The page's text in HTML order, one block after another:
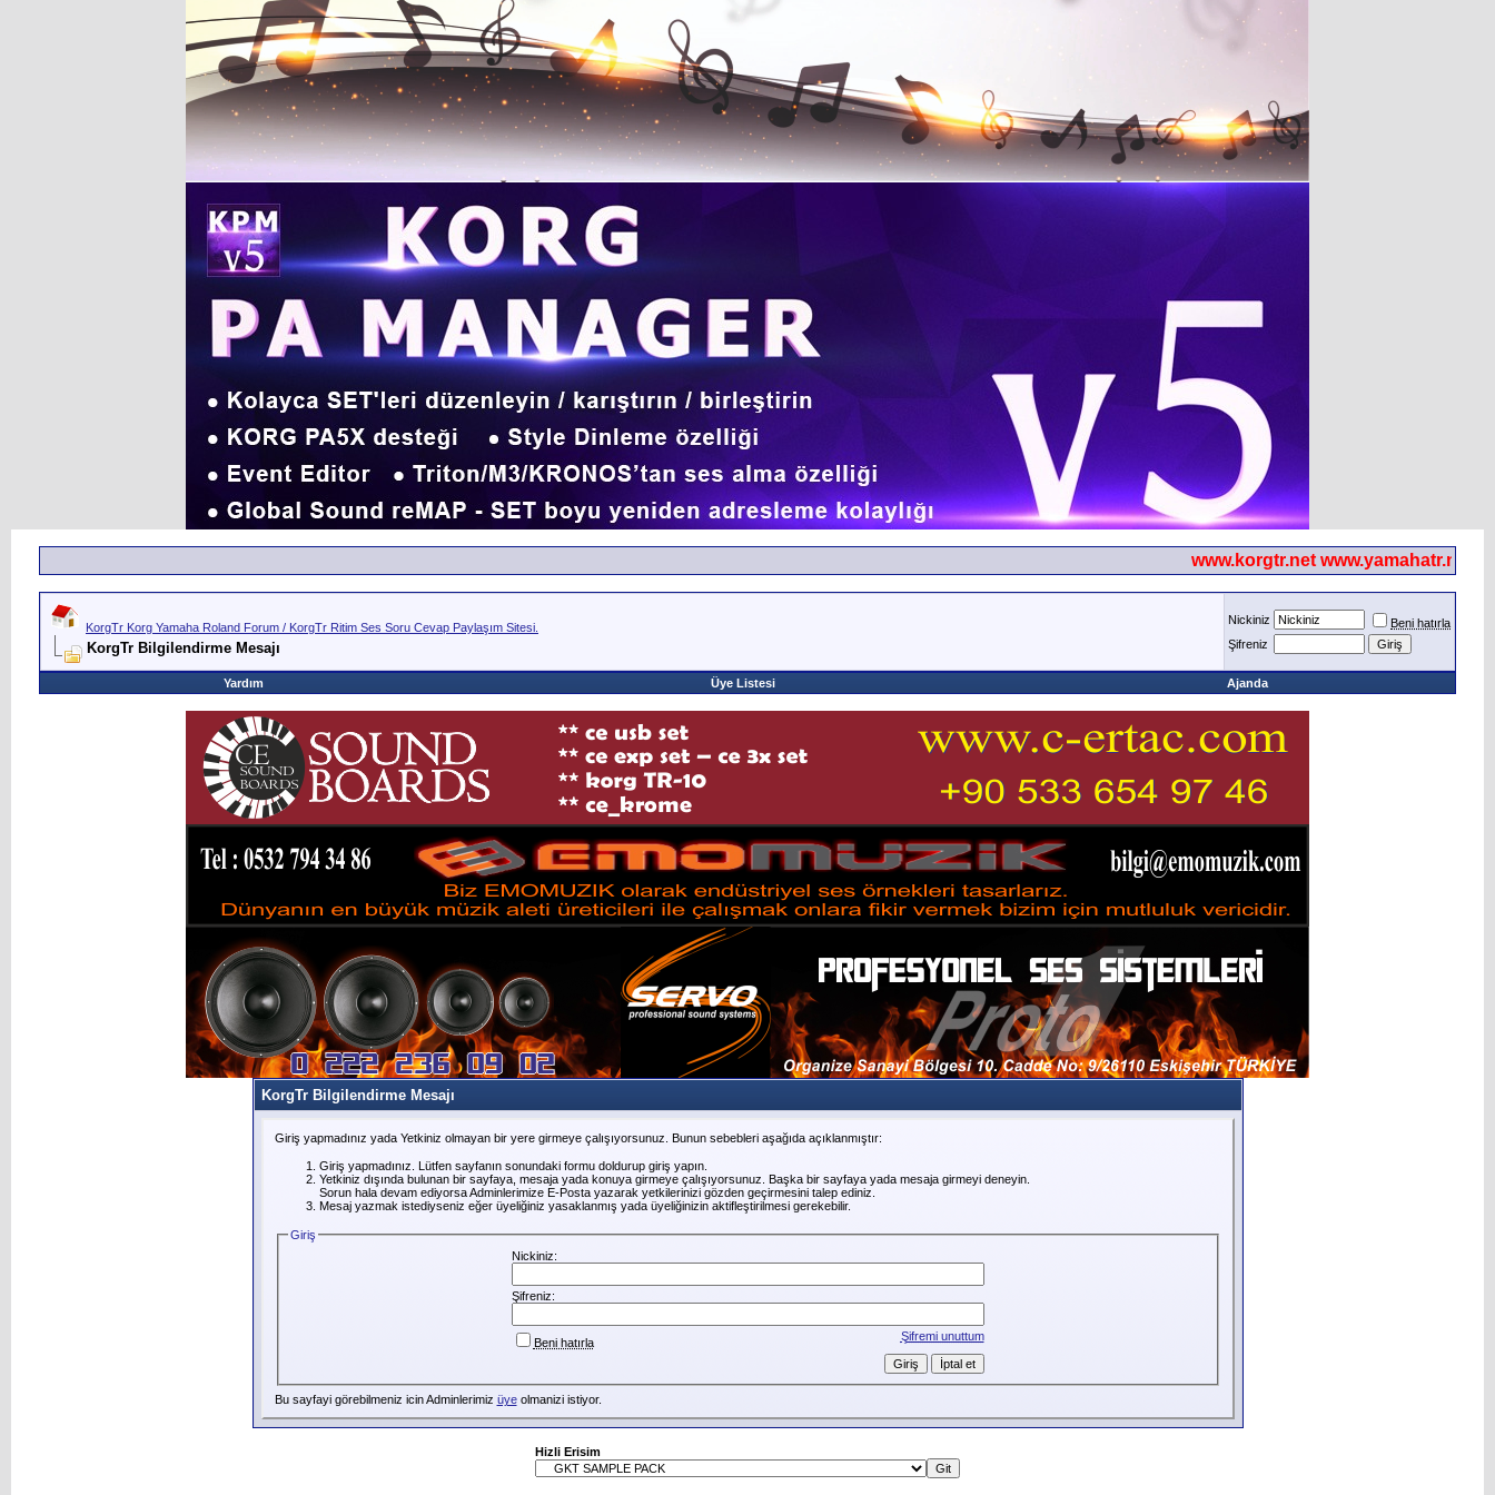
www.korgtr.net www.yamahatr.net
KorgTr Korg Yamaha Roland Forum / KorgTr Ritim Ses Soru Cevap Paylaşım Sitesi.
KorgTr Bilgilendirme Mesajı
Nickiniz
Beni hatırla
Şifreniz
Yardım Üye Listesi Ajanda
KorgTr Bilgilendirme Mesajı
Giriş yapmadınız yada Yetkiniz olmayan bir yere girmeye çalışıyorsunuz. Bunun sebebleri aşağıda açıklanmıştır:
Giriş yapmadınız. Lütfen sayfanın sonundaki formu doldurup giriş yapın.
Yetkiniz dışında bulunan bir sayfaya, mesaja yada konuya girmeye çalışıyorsunuz. Başka bir sayfaya yada mesaja girmeyi deneyin.
Sorun hala devam ediyorsa Adminlerimize E-Posta yazarak yetkilerinizi gözden geçirmesini talep ediniz.
Mesaj yazmak istediyseniz eğer üyeliğiniz yasaklanmış yada üyeliğinizin aktifleştirilmesi gerekebilir.
Giriş
Nickiniz:
Şifreniz:
Şifremi unuttum
Beni hatırla
Bu sayfayi görebilmeniz icin Adminlerimiz üyeolmanizi istiyor.
Hizli Erisim